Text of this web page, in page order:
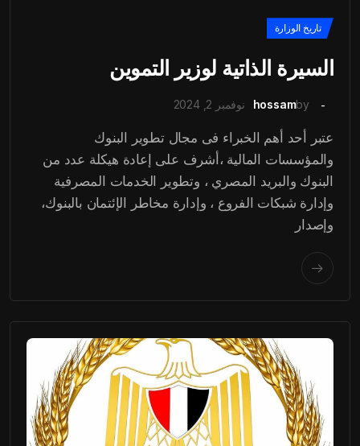
تاريخ الوزارة
السيرة الذاتية لوزير التموين
by
hossam نوفمبر 2, 2024
عتبر أحد أهم الخبراء فى مجال تطوير البنوك
والمؤسسات المالية ،أشرف على إعادة هيكلة عدد من
البنوك والبريد المصري ، وتطوير الخدمات المصرفية
وإدارة شبكات الفروع ، وإدارة مخاطر الإئتمان بالبنوك،
وإصدار